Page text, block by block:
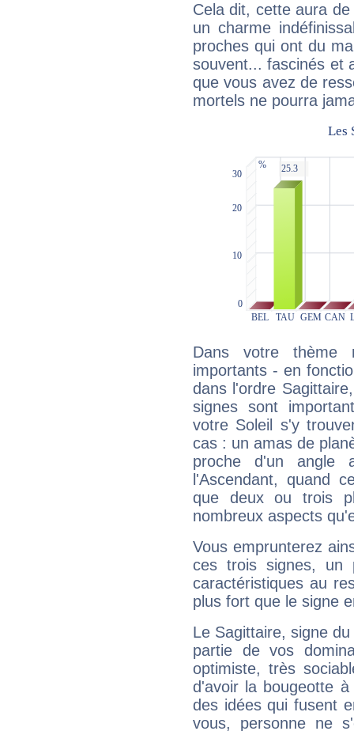
Cela dit, cette aura
un charme
proches qui ont du
souvent... fascinés et
que vous avez de
mortels ne pourra
Dans votre thème
importants - en
dans l'ordre
signes sont
votre Soleil s'y
cas : un amas de
proche d'un
l'Ascendant, quand
que deux ou trois
nombreux aspects
Vous emprunterez
ces trois signes, un
caractéristiques au
plus fort que le signe
Le Sagittaire, signe
partie de vos
optimiste, très
d'avoir la bougeotte
des idées qui fusent
vous, personne ne